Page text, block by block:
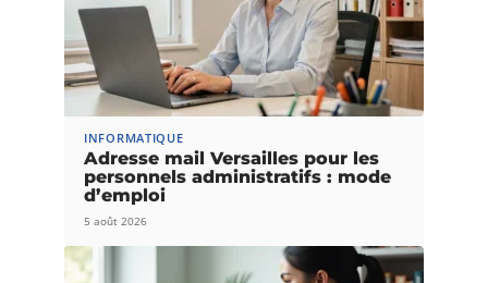
INFORMATIQUE
Adresse mail Versailles pour les
personnels administratifs : mode
d’emploi
5 août 2026